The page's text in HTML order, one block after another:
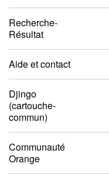
Recherche-
Résultat
Aide et contact
Djingo
(cartouche-
commun)
Communauté
Orange